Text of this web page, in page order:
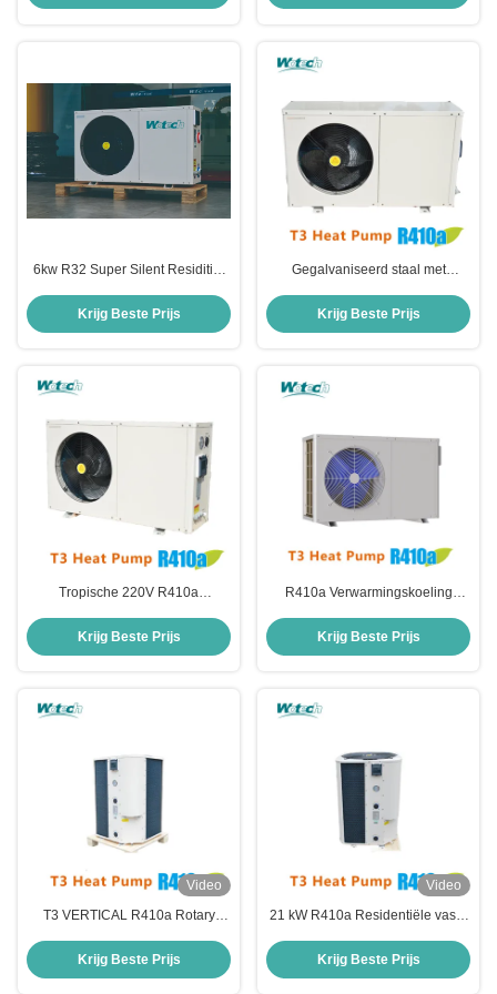
6kw R32 Super Silent Residitial
Ontworpen voor residentiële
Krijg Beste Prijs
Gegalvaniseerd staal met
zwembadwarmtepomp voor T3-
Krijg Beste Prijs
Tropische 220V R410a
Midden-Oostenmarkt
Krijg Beste Prijs
R410a Verwarmingskoeling
temperatuurzone T3
Krijg Beste Prijs
Video
T3 VERTICAL R410a Rotary
Poolwarmtepomp voor koeling en
verwarming
Krijg Beste Prijs
Video
21 kW R410a Residentiële vaste
Zwem zwembad Warmtepomp
Voor T3 Temperatuurzone
Krijg Beste Prijs